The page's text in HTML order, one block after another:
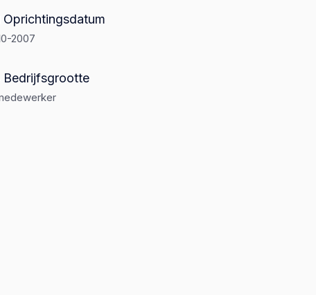
Oprichtingsdatum
2007
Bedrijfsgrootte